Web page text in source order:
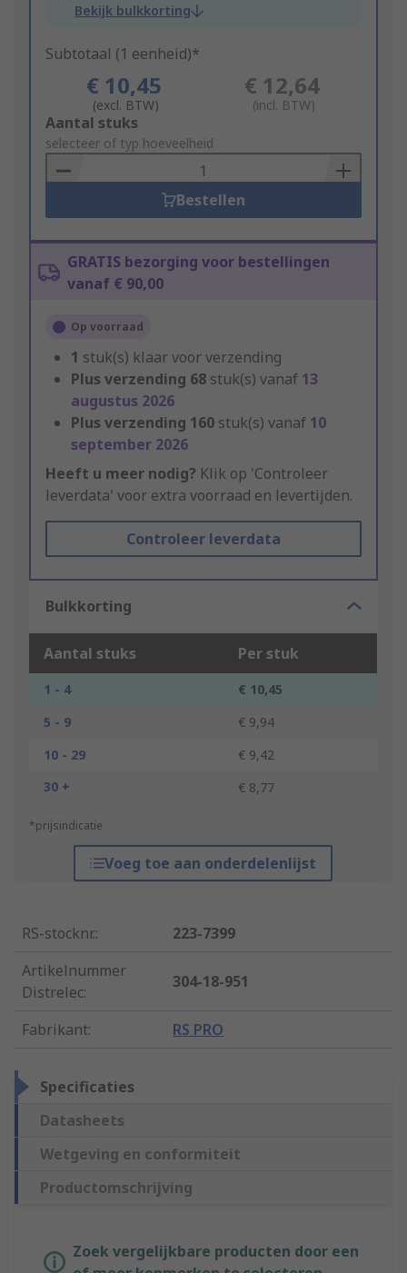
Bekijk bulkkorting
Subtotaal (1 eenheid)*
€ 10,45
(excl. BTW)
€ 12,64
(incl. BTW)
Add
to
Basket
Aantal stuks
selecteer of typ hoeveelheid
Bestellen
GRATIS bezorging voor bestellingen
vanaf € 90,00
Op voorraad
1 stuk(s) klaar voor verzending
Plus verzending 68 stuk(s) vanaf 13
augustus 2026
Plus verzending 160 stuk(s) vanaf 10
september 2026
Heeft u meer nodig? Klik op 'Controleer
leverdata' voor extra voorraad en levertijden.
Controleer leverdata
Bulkkorting
Aantal stuks Per stuk
1 - 4
€ 10,45
5 - 9
€ 9,94
10 - 29
€ 9,42
30 +
€ 8,77
*prijsindicatie
Voeg toe aan onderdelenlijst
RS-stocknr.:
223-7399
Artikelnummer
Distrelec:
304-18-951
Fabrikant: RS PRO
Specificaties
Datasheets
Wetgeving en conformiteit
Productomschrijving
Zoek vergelijkbare producten door een